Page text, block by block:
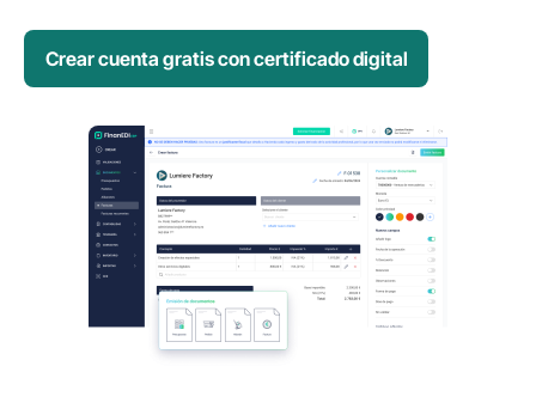
Crear cuenta gratis con certificado digital